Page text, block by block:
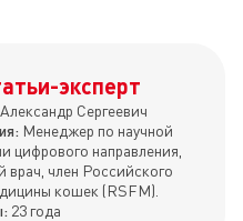
эксперт
Сергеевич
Менеджер по научной
цифрового направления,
врач, член Российского
кошек (RSFM).
23 года